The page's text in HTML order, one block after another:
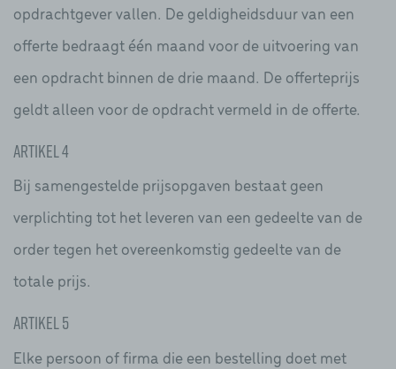
opdrachtgever vallen. De geldigheidsduur van een
offerte bedraagt één maand voor de uitvoering van
een opdracht binnen de drie maand. De offerteprijs
geldt alleen voor de opdracht vermeld in de offerte.
Artikel 4
Bij samengestelde prijsopgaven bestaat geen
verplichting tot het leveren van een gedeelte van de
order tegen het overeenkomstig gedeelte van de
totale prijs.
Artikel 5
Elke persoon of firma die een bestelling doet met